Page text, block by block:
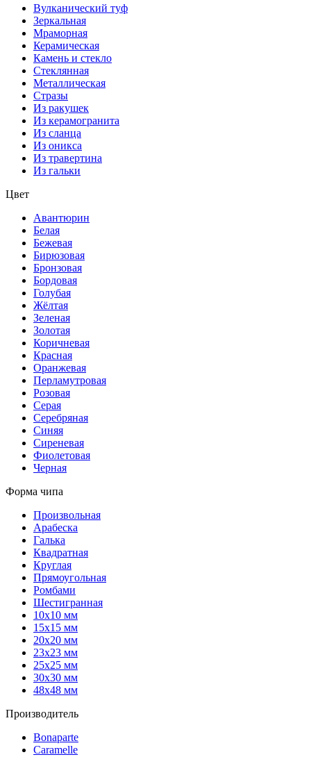
Вулканический туф
Зеркальная
Мраморная
Керамическая
Камень и стекло
Стеклянная
Металлическая
Стразы
Из ракушек
Из керамогранита
Из сланца
Из оникса
Из травертина
Из гальки
Цвет
Авантюрин
Белая
Бежевая
Бирюзовая
Бронзовая
Бордовая
Голубая
Жёлтая
Зеленая
Золотая
Коричневая
Красная
Оранжевая
Перламутровая
Розовая
Серая
Серебряная
Синяя
Сиреневая
Фиолетовая
Черная
Форма чипа
Произвольная
Арабеска
Галька
Квадратная
Круглая
Прямоугольная
Ромбами
Шестигранная
10х10 мм
15х15 мм
20х20 мм
23х23 мм
25х25 мм
30х30 мм
48х48 мм
Производитель
Bonaparte
Caramelle